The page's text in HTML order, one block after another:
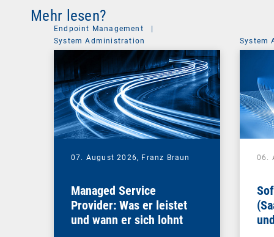
Mehr lesen?
Endpoint Management
|
System Administration
07. August 2026, Franz Braun
Managed Service
Provider: Was er leistet
und wann er sich lohnt
System
06.